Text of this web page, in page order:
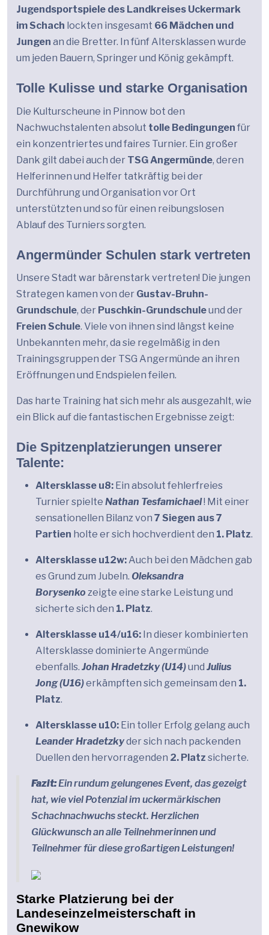
Jugendsportspiele des Landkreises Uckermark
im Schach lockten insgesamt 66 Mädchen und
Jungen an die Bretter. In fünf Altersklassen wurde
um jeden Bauern, Springer und König gekämpft.
Tolle Kulisse und starke Organisation
Die Kulturscheune in Pinnow bot den
Nachwuchstalenten absolut tolle Bedingungen für
ein konzentriertes und faires Turnier. Ein großer
Dank gilt dabei auch der TSG Angermünde, deren
Helferinnen und Helfer tatkräftig bei der
Durchführung und Organisation vor Ort
unterstützten und so für einen reibungslosen
Ablauf des Turniers sorgten.
Angermünder Schulen stark vertreten
Unsere Stadt war bärenstark vertreten! Die jungen
Strategen kamen von der Gustav-Bruhn-
Grundschule, der Puschkin-Grundschuleund der
Freien Schule. Viele von ihnen sind längst keine
Unbekannten mehr, da sie regelmäßig in den
Trainingsgruppen der TSG Angermünde an ihren
Eröffnungen und Endspielen feilen.
Das harte Training hat sich mehr als ausgezahlt, wie
ein Blick auf die fantastischen Ergebnisse zeigt:
Die Spitzenplatzierungen unserer
Talente:
Altersklasse u8: Ein absolut fehlerfreies
Turnier spielte Nathan Tesfamichael! Mit einer
sensationellen Bilanz von 7 Siegen aus 7
Partien holte er sich hochverdient den 1. Platz.
Altersklasse u12w:Auch bei den Mädchen gab
es Grund zum Jubeln. Oleksandra
Borysenko zeigte eine starke Leistung und
sicherte sich den 1. Platz.
Altersklasse u14/u16: In dieser kombinierten
Altersklasse dominierte Angermünde
ebenfalls. Johan Hradetzky (U14)und Julius
Jong (U16)erkämpften sich gemeinsam den 1.
Platz.
Altersklasse u10: Ein toller Erfolg gelang auch
Leander Hradetzkyder sich nach packenden
Duellen den hervorragenden 2. Platz sicherte.
Fazit:Ein rundum gelungenes Event, das gezeigt
hat, wie viel Potenzial im uckermärkischen
Schachnachwuchs steckt. Herzlichen
Glückwunsch an alle Teilnehmerinnen und
Teilnehmer für diese großartigen Leistungen!
Starke Platzierung bei der
Landeseinzelmeisterschaft in
Gnewikow